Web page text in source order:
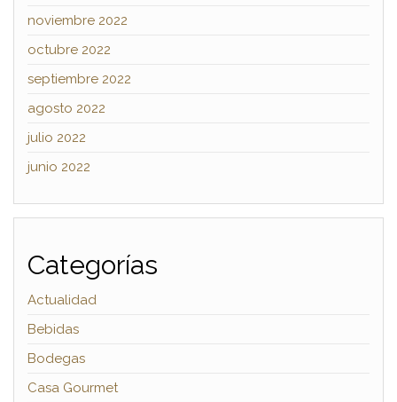
noviembre 2022
octubre 2022
septiembre 2022
agosto 2022
julio 2022
junio 2022
Categorías
Actualidad
Bebidas
Bodegas
Casa Gourmet